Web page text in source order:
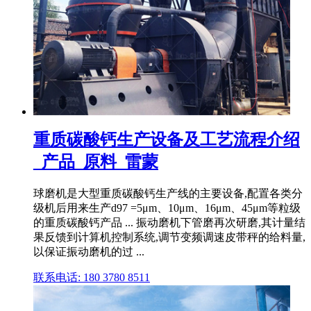
重质碳酸钙生产设备及工艺流程介绍
_产品_原料_雷蒙
球磨机是大型重质碳酸钙生产线的主要设备,配置各类分
级机后用来生产d97 =5μm、10μm、16μm、45μm等粒级
的重质碳酸钙产品 ... 振动磨机下管磨再次研磨,其计量结
果反馈到计算机控制系统,调节变频调速皮带秤的给料量,
以保证振动磨机的过 ...
联系电话: 180 3780 8511